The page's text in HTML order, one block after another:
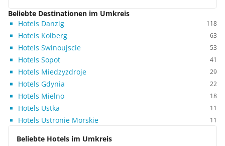
Beliebte Destinationen im Umkreis
Hotels Danzig
118
Hotels Kolberg 63
Hotels Swinoujscie 53
Hotels Sopot 41
Hotels Miedzyzdroje 29
Hotels Gdynia 22
Hotels Mielno 18
Hotels Ustka 11
Hotels Ustronie Morskie 11
Beliebte Hotels im Umkreis